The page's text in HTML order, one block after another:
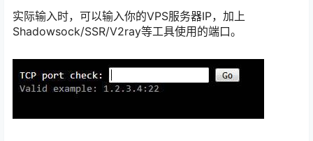
实际输入时，可以输入你的VPS服务器IP，加上
Shadowsock/SSR/V2ray等工具使用的端口。